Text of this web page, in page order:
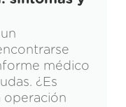
médico
¿Es
operación